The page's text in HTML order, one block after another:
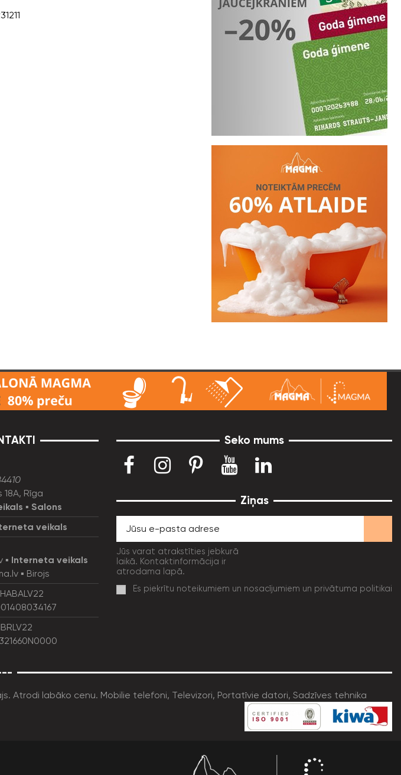
Rīga
▪ Salons
veikals
▪ Interneta veikals
▪ Birojs
Seko mums
Ziņas
Jūs varat atrakstīties jebkurā
laikā. Kontaktinformācija ir
atrodama lapā.
Es piekrītu noteikumiem un nosacījumiem un privātuma politikai